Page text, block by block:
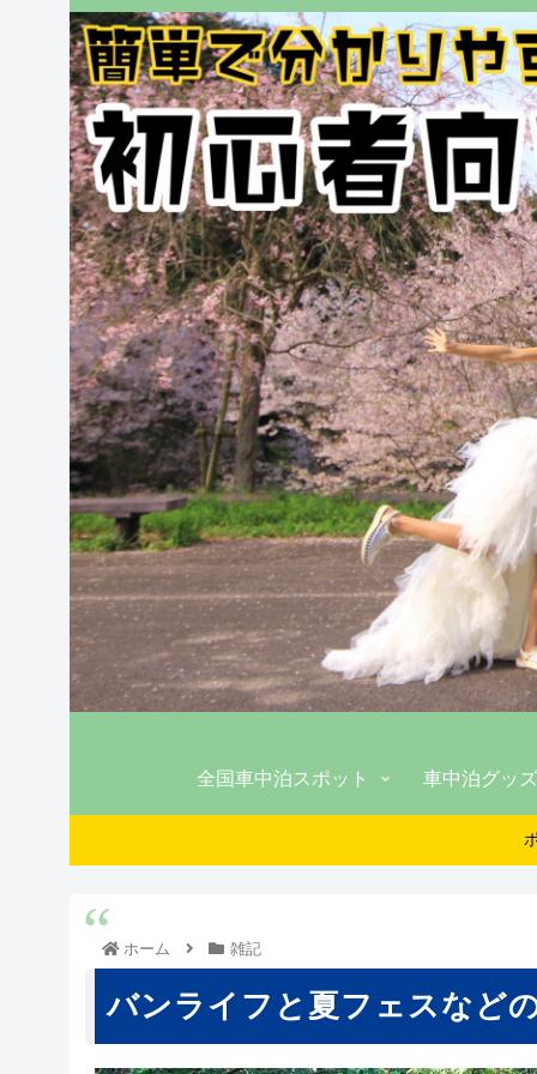
全国車中泊スポット 車中泊グッズ
ホーム 雑記
バンライフと夏フェスなど